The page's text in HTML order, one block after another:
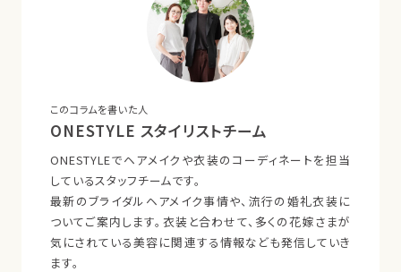
このコラムを書いた人
ONESTYLE スタイリストチーム
ONESTYLEでヘアメイクや衣装のコーディネートを担当
しているスタッフチームです。
最新のブライダルヘアメイク事情や、流行の婚礼衣装に
ついてご案内します。衣装と合わせて、多くの花嫁さまが
気にされている美容に関連する情報なども発信していき
ます。